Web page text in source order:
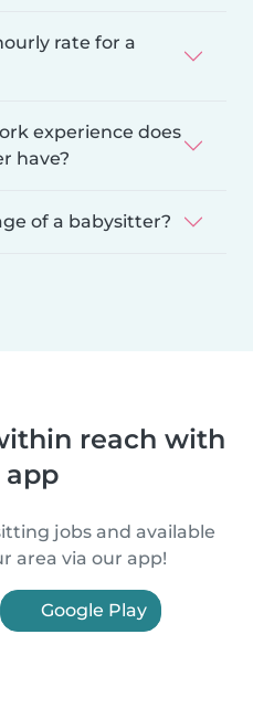
rate for a
experience does
have?
of a babysitter?
reach with
app
jobs and available
area via our app!
Google Play